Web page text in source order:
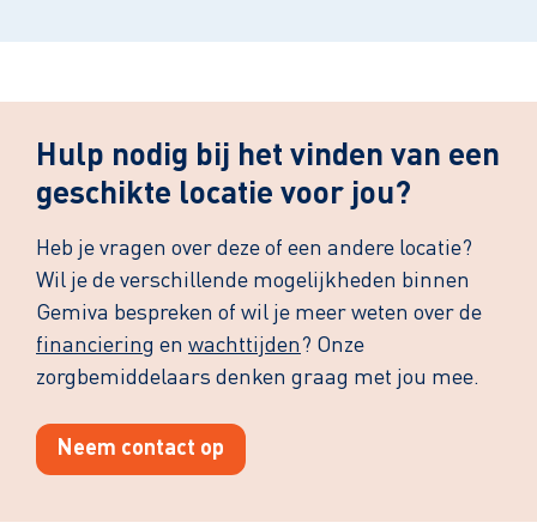
Hulp nodig bij het vinden van een
geschikte locatie voor jou?
Heb je vragen over deze of een andere locatie?
Wil je de verschillende mogelijkheden binnen
Gemiva bespreken of wil je meer weten over de
financiering en wachttijden ? Onze
zorgbemiddelaars denken graag met jou mee.
Neem contact op